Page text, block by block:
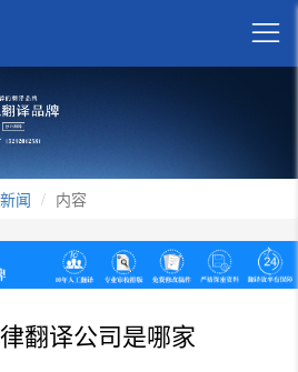

闻 内容
翻译公司是哪家